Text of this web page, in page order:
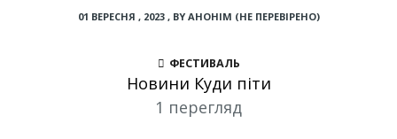
01 ВЕРЕСНЯ , 2023, BY АНОНІМ (НЕ ПЕРЕВІРЕНО)
ФЕСТИВАЛЬ
Новини Куди піти
1 перегляд